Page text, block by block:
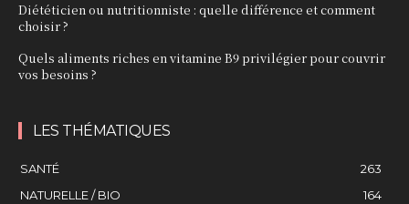
Diététicien ou nutritionniste : quelle différence et comment
choisir ?
Quels aliments riches en vitamine B9 privilégier pour couvrir
vos besoins ?
LES THÉMATIQUES
SANTÉ
263
NATURELLE / BIO
164